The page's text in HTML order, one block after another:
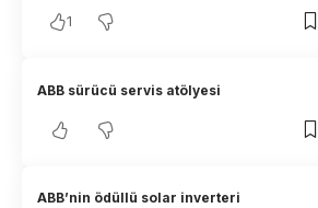
1
ABB sürücü servis atölyesi
ABB’nin ödüllü solar inverteri